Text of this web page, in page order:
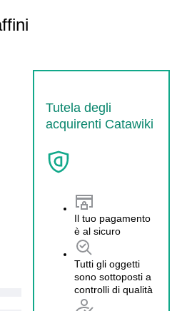
Tutela degli
acquirenti Catawiki
Il tuo pagamento
è al sicuro
Tutti gli oggetti
sono sottoposti a
controlli di qualità